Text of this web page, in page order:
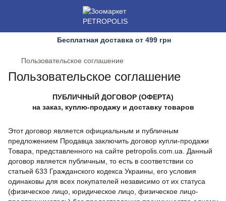
Бесплатная доставка от 499 грн
Пользовательское соглашение
Пользовательское соглашение
ПУБЛИЧНЫЙ ДОГОВОР (ОФЕРТА)
на заказ, куплю-продажу и доставку товаров
Этот договор является официальным и публичным
предложением Продавца заключить договор купли-продажи
Товара, представленного на сайте petropolis.com.ua. Данный
договор является публичным, то есть в соответствии со
статьей 633 Гражданского кодекса Украины, его условия
одинаковы для всех покупателей независимо от их статуса
(физическое лицо, юридическое лицо, физическое лицо-